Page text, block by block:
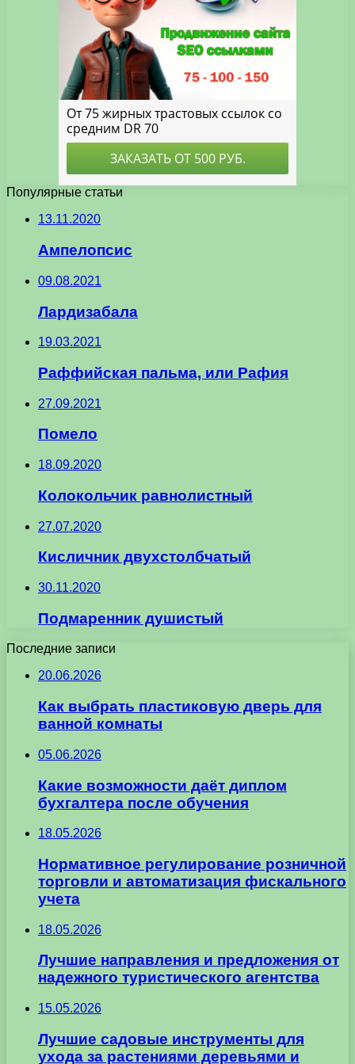
Популярные статьи
13.11.2020
Ампелопсис
09.08.2021
Лардизабала
19.03.2021
Раффийская пальма, или Рафия
27.09.2021
Помело
18.09.2020
Колокольчик равнолистный
27.07.2020
Кисличник двухстолбчатый
30.11.2020
Подмаренник душистый
Последние записи
20.06.2026
Как выбрать пластиковую дверь для
ванной комнаты
05.06.2026
Какие возможности даёт диплом
бухгалтера после обучения
18.05.2026
Нормативное регулирование розничной
торговли и автоматизация фискального
учета
18.05.2026
Лучшие направления и предложения от
надежного туристического агентства
15.05.2026
Лучшие садовые инструменты для
ухода за растениями деревьями и